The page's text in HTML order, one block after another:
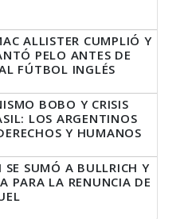
ALLISTER CUMPLIÓ Y
PELO ANTES DE
FÚTBOL INGLÉS
BOBO Y CRISIS
LOS ARGENTINOS
Y HUMANOS
SE SUMÓ A BULLRICH Y
PARA LA RENUNCIA DE